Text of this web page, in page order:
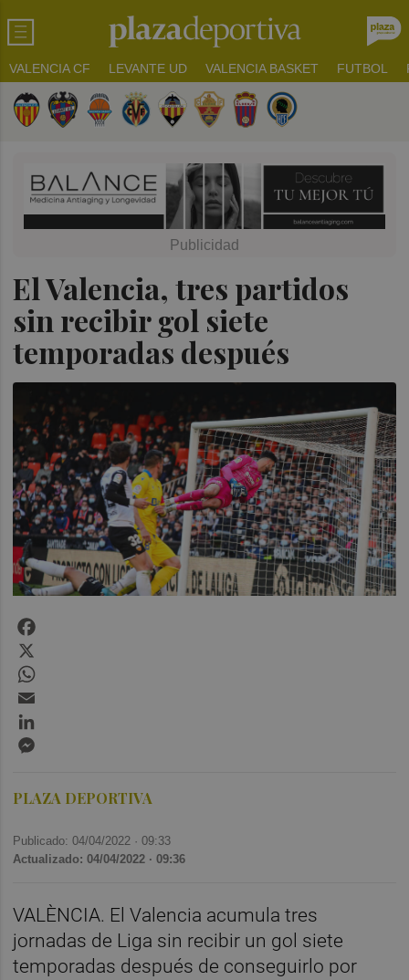
VALENCIA CF LEVANTE UD VALENCIA BASKET FUTBOL
El Valencia, tres partidos
sin recibir gol siete
temporadas después
PLAZA DEPORTIVA
Publicado: 04/04/2022 ·09:33
Actualizado: 04/04/2022 · 09:36
VALÈNCIA. El Valencia acumula tres
jornadas de Liga sin recibir un gol siete
temporadas después de conseguirlo por